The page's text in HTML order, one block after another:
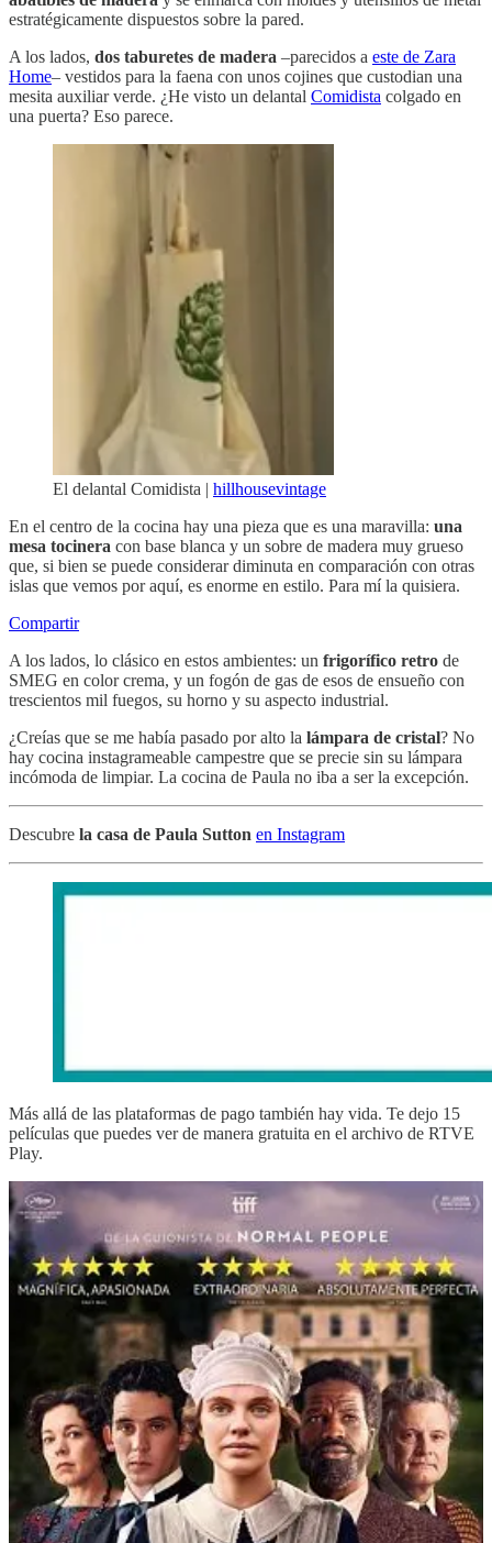
estratégicamente dispuestos sobre la pared.
A los lados, dos taburetes de madera –parecidos a este de Zara
Home– vestidos para la faena con unos cojines que custodian una
mesita auxiliar verde. ¿He visto un delantal Comidista colgado en
una puerta? Eso parece.
El delantal Comidista | hillhousevintage
En el centro de la cocina hay una pieza que es una maravilla: una
mesa tocinera con base blanca y un sobre de madera muy grueso
que, si bien se puede considerar diminuta en comparación con otras
islas que vemos por aquí, es enorme en estilo. Para mí la quisiera.
Compartir
A los lados, lo clásico en estos ambientes: un frigorífico retro de
SMEG en color crema, y un fogón de gas de esos de ensueño con
trescientos mil fuegos, su horno y su aspecto industrial.
¿Creías que se me había pasado por alto la lámpara de cristal? No
hay cocina instagrameable campestre que se precie sin su lámpara
incómoda de limpiar. La cocina de Paula no iba a ser la excepción.
Descubre la casa de Paula Sutton en Instagram
Más allá de las plataformas de pago también hay vida. Te dejo 15
películas que puedes ver de manera gratuita en el archivo de RTVE
Play.
Primavera en Beechwood
2021 | Dir. Eva Husson | Reparto: Odessa Young,
Ver Primavera en...
Mortadelo y Filemón contra Jimmy El Cachondo